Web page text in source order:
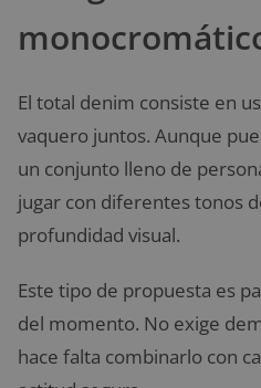
El total denim consiste en
vaquero juntos. Aunque
un conjunto lleno de
jugar con diferentes tonos
profundidad visual.
Este tipo de propuesta es
del momento. No exige
hace falta combinarlo con